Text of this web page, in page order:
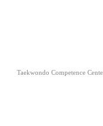
Taekwondo Competence